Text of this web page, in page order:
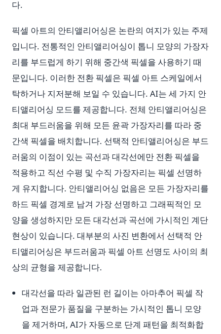
다.
픽셀 아트의 안티앨리어싱은 논란의 여지가 있는 주제
입니다. 전통적인 안티앨리어싱이 톱니 모양의 가장자
리를 부드럽게 하기 위해 중간색 픽셀을 사용하기 때
문입니다. 이러한 전환 픽셀은 픽셀 아트 스케일에서
탁하거나 지저분해 보일 수 있습니다. AI는 세 가지 안
티앨리어싱 모드를 제공합니다. 전체 안티앨리어싱은
최대 부드러움을 위해 모든 윤곽 가장자리를 따라 중
간색 픽셀을 배치합니다. 선택적 안티앨리어싱은 부드
러움의 이점이 있는 곡선과 대각선에만 전환 픽셀을
적용하고 직선 수평 및 수직 가장자리는 픽셀 선명하
게 유지합니다. 안티앨리어싱 없음은 모든 가장자리를
하드 픽셀 경계로 남겨 가장 선명하고 그래픽적인 모
양을 생성하지만 모든 대각선과 곡선에 가시적인 계단
현상이 있습니다. 대부분의 사진 변환에서 선택적 안
티앨리어싱은 부드러움과 픽셀 아트 선명도 사이의 최
상의 균형을 제공합니다.
대각선을 따라 일관된 런 길이는 아마추어 픽셀 작
업과 전문가 품질을 구분하는 가시적인 톱니 모양
을 제거하며, AI가 자동으로 단계 패턴을 최적화합